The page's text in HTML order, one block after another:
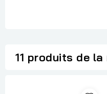
11 produits de